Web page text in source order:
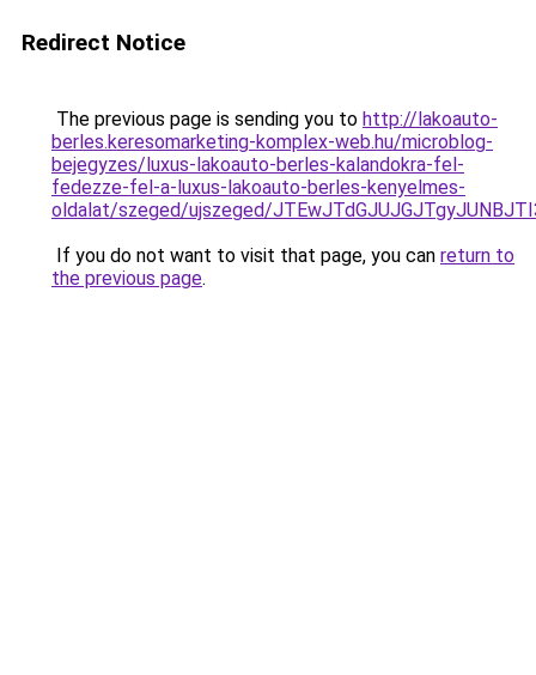
Redirect Notice
The previous page is sending you to http://lakoauto-
berles.keresomarketing-komplex-web.hu/microblog-
bejegyzes/luxus-lakoauto-berles-kalandokra-fel-
fedezze-fel-a-luxus-lakoauto-berles-kenyelmes-
oldalat/szeged/ujszeged/
If you do not want to visit that page, you can return to
the previous page.